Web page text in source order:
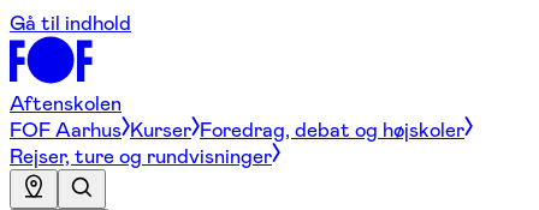
Gå til indhold
Aftenskolen
FOF Aarhus Kurser Foredrag, debat og højskoler
Rejser, ture og rundvisninger